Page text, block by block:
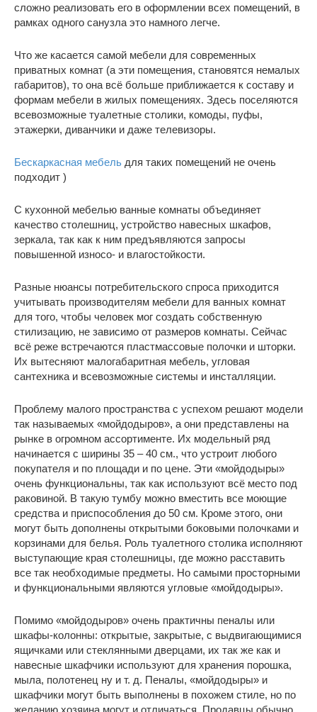
сложно реализовать его в оформлении всех помещений, в
рамках одного санузла это намного легче.
Что же касается самой мебели для современных
приватных комнат (а эти помещения, становятся немалых
габаритов), то она всё больше приближается к составу и
формам мебели в жилых помещениях. Здесь поселяются
всевозможные туалетные столики, комоды, пуфы,
этажерки, диванчики и даже телевизоры.
Бескаркасная мебель для таких помещений не очень
подходит )
С кухонной мебелью ванные комнаты объединяет
качество столешниц, устройство навесных шкафов,
зеркала, так как к ним предъявляются запросы
повышенной износо- и влагостойкости.
Разные нюансы потребительского спроса приходится
учитывать производителям мебели для ванных комнат
для того, чтобы человек мог создать собственную
стилизацию, не зависимо от размеров комнаты. Сейчас
всё реже встречаются пластмассовые полочки и шторки.
Их вытесняют малогабаритная мебель, угловая
сантехника и всевозможные системы и инсталляции.
Проблему малого пространства с успехом решают модели
так называемых «мойдодыров», а они представлены на
рынке в огромном ассортименте. Их модельный ряд
начинается с ширины 35 – 40 см., что устроит любого
покупателя и по площади и по цене. Эти «мойдодыры»
очень функциональны, так как используют всё место под
раковиной. В такую тумбу можно вместить все моющие
средства и приспособления до 50 см. Кроме этого, они
могут быть дополнены открытыми боковыми полочками и
корзинами для белья. Роль туалетного столика исполняют
выступающие края столешницы, где можно расставить
все так необходимые предметы. Но самыми просторными
и функциональными являются угловые «мойдодыры».
Помимо «мойдодыров» очень практичны пеналы или
шкафы-колонны: открытые, закрытые, с выдвигающимися
ящичками или стеклянными дверцами, их так же как и
навесные шкафчики используют для хранения порошка,
мыла, полотенец ну и т. д. Пеналы, «мойдодыры» и
шкафчики могут быть выполнены в похожем стиле, но по
желанию хозяина могут и отличаться. Продавцы обычно